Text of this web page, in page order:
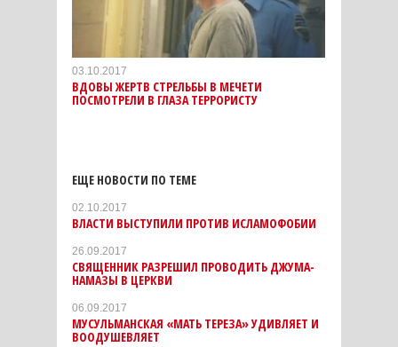
03.10.2017
ВДОВЫ ЖЕРТВ СТРЕЛЬБЫ В МЕЧЕТИ
ПОСМОТРЕЛИ В ГЛАЗА ТЕРРОРИСТУ
ЕЩЕ НОВОСТИ ПО ТЕМЕ
02.10.2017
ВЛАСТИ ВЫСТУПИЛИ ПРОТИВ ИСЛАМОФОБИИ
26.09.2017
СВЯЩЕННИК РАЗРЕШИЛ ПРОВОДИТЬ ДЖУМА-
НАМАЗЫ В ЦЕРКВИ
06.09.2017
МУСУЛЬМАНСКАЯ «МАТЬ ТЕРЕЗА» УДИВЛЯЕТ И
ВООДУШЕВЛЯЕТ